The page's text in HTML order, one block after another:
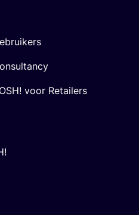
voor Retailers